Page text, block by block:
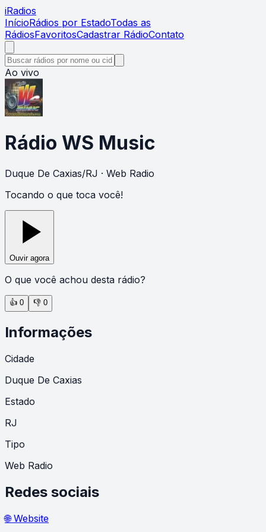
iRadios
InícioRádios por EstadoTodas as
RádiosFavoritosCadastrar RádioContato
Ao vivo
Rádio WS Music
Duque De Caxias/RJ · Web Radio
Tocando o que toca você!
Ouvir agora
O que você achou desta rádio?
👍 0 👎 0
Informações
Cidade
Duque De Caxias
Estado
RJ
Tipo
Web Radio
Redes sociais
🌐 Website